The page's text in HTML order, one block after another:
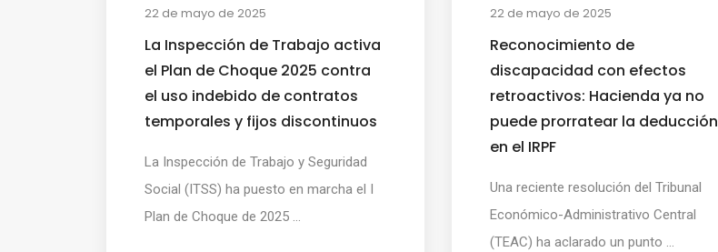
22 de mayo de 2025
La Inspección de Trabajo activa
el Plan de Choque 2025 contra
el uso indebido de contratos
temporales y fijos discontinuos
La Inspección de Trabajo y Seguridad
Social (ITSS) ha puesto en marcha el I
Plan de Choque de 2025 ...
22 de mayo de 2025
Reconocimiento de
discapacidad con efectos
retroactivos: Hacienda ya no
puede prorratear la deducción
en el IRPF
Una reciente resolución del Tribunal
Económico-Administrativo Central
(TEAC) ha aclarado un punto ...